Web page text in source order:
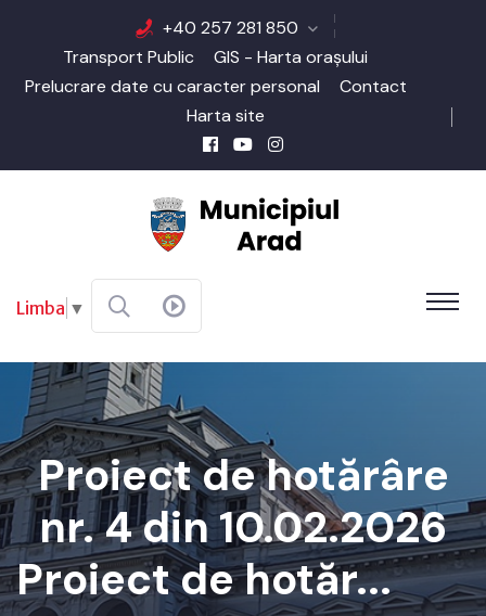
+40 257 281 850
Transport Public
GIS - Harta orașului
Prelucrare date cu caracter personal
Contact
Harta site
Limba ▼
Proiect de hotărâre
nr. 4 din 10.02.2026
Proiect de hotăr...